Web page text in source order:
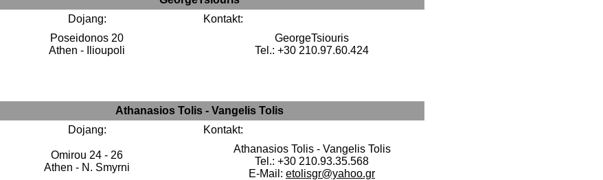
Dojang:
Kontakt:
Poseidonos 20
Athen - Ilioupoli
GeorgeTsiouris
Tel.: +30 210.97.60.424
Athanasios Tolis - Vangelis Tolis
Dojang:
Kontakt:
Omirou 24 - 26
Athen - N. Smyrni
Athanasios Tolis - Vangelis Tolis
Tel.: +30 210.93.35.568
E-Mail: etolisgr@yahoo.gr